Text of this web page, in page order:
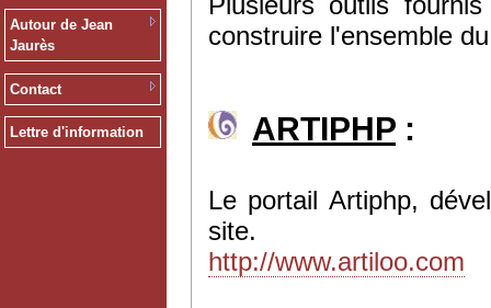
Autour de Jean
Jaurès
Contact
Lettre d'information
construire l'ensemble
ARTIPHP :
Le portail Artiphp,
site.
http://www.artiloo.com